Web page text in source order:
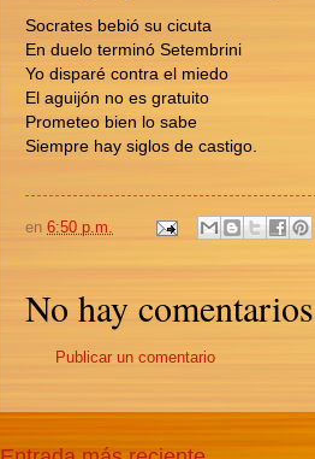
Socrates bebió su cicuta
En duelo terminó Setembrini
Yo disparé contra el miedo
El aguijón no es gratuito
Prometeo bien lo sabe
Siempre hay siglos de castigo.
en 6:50 p.m.
No hay
Publicar un comentario